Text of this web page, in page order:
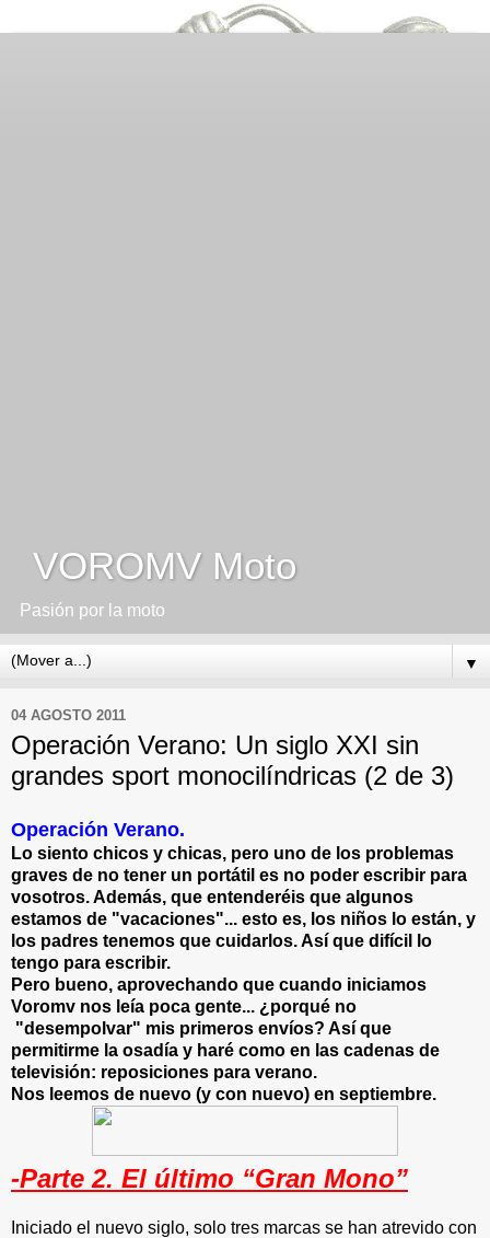
VOROMV Moto
Pasión por la moto
▼
04 AGOSTO 2011
Operación Verano: Un siglo XXI sin
grandes sport monocilíndricas (2 de 3)
Operación Verano.
Lo siento chicos y chicas, pero uno de los problemas
graves de no tener un portátil es no poder escribir para
vosotros. Además, que entenderéis que algunos
estamos de "vacaciones"... esto es, los niños lo están, y
los padres tenemos que cuidarlos. Así que difícil lo
tengo para escribir.
Pero bueno, aprovechando que cuando iniciamos
Voromv nos leía poca gente... ¿porqué no
"desempolvar" mis primeros envíos? Así que
permitirme la osadía y haré como en las cadenas de
televisión: reposiciones para verano.
Nos leemos de nuevo (y con nuevo) en septiembre.
-Parte 2. El último “Gran Mono”
Iniciado el nuevo siglo, solo tres marcas se han atrevido con